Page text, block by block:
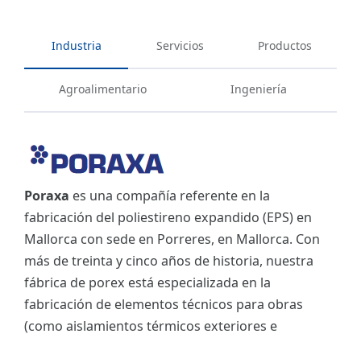
Industria Servicios Productos
Agroalimentario Ingeniería
Poraxa es una compañía referente en la
fabricación del poliestireno expandido (EPS) en
Mallorca con sede en Porreres, en Mallorca. Con
más de treinta y cinco años de historia, nuestra
fábrica de porex está especializada en la
fabricación de elementos técnicos para obras
(como aislamientos térmicos exteriores e